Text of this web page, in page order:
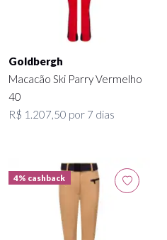
Goldbergh
Macacão Ski Parry Vermelho
40
R$ 1.207,50 por 7 dias
4% cashback